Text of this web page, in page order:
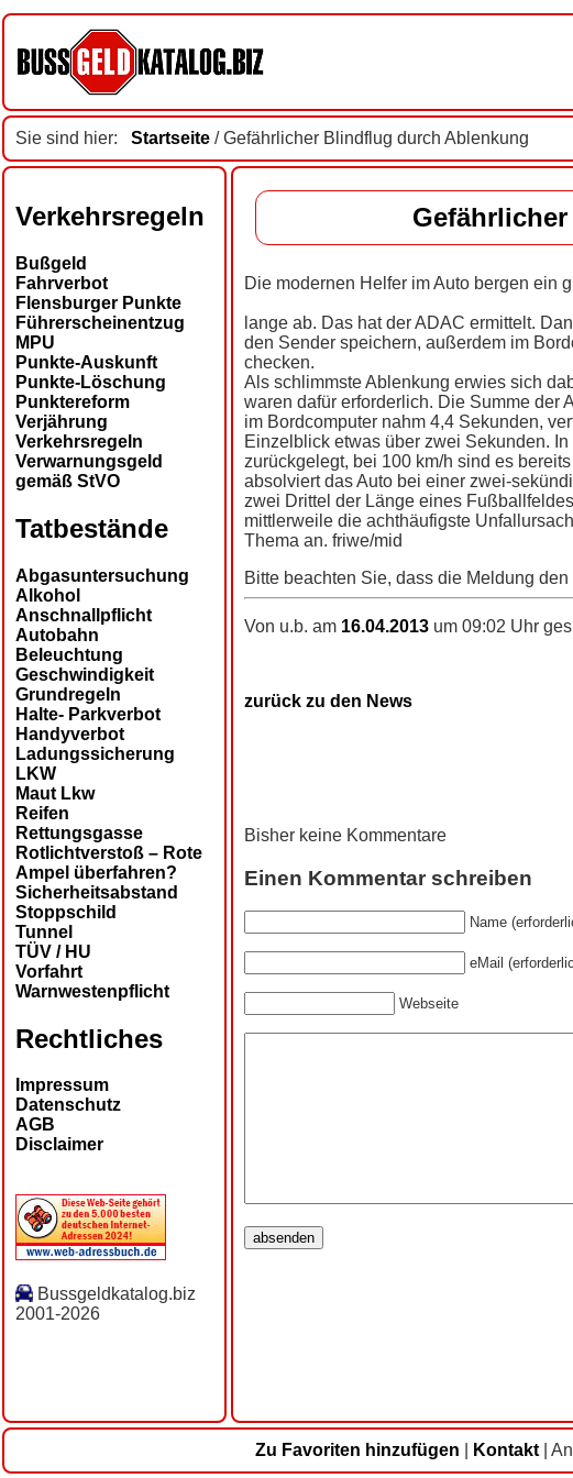
Sie sind hier: Startseite / Gefährlicher Blindflug durch Ablenkung
Verkehrsregeln
Bußgeld
Fahrverbot
Flensburger Punkte
Führerscheinentzug
MPU
Punkte-Auskunft
Punkte-Löschung
Punktereform
Verjährung
Verkehrsregeln
Verwarnungsgeld
gemäß StVO
Tatbestände
Abgasuntersuchung
Alkohol
Anschnallpflicht
Autobahn
Beleuchtung
Geschwindigkeit
Grundregeln
Halte- Parkverbot
Handyverbot
Ladungssicherung
LKW
Maut Lkw
Reifen
Rettungsgasse
Rotlichtverstoß – Rote
Ampel überfahren?
Sicherheitsabstand
Stoppschild
Tunnel
TÜV / HU
Vorfahrt
Warnwestenpflicht
Rechtliches
Impressum
Datenschutz
AGB
Disclaimer
Bussgeldkatalog.biz
2001-2026
Die modernen Helfer im Auto bergen ein
lange ab. Das hat der ADAC ermittelt.
den Sender speichern, außerdem im
checken.
Als schlimmste Ablenkung erwies sich
waren dafür erforderlich. Die Summe der
im Bordcomputer nahm 4,4 Sekunden,
Einzelblick etwas über zwei Sekunden.
zurückgelegt, bei 100 km/h sind es
absolviert das Auto bei einer zwei-
zwei Drittel der Länge eines
mittlerweile die achthäufigste
Thema an. friwe/mid
Bitte beachten Sie, dass die Meldung
Von u.b. am 16.04.2013 um 09:02 Uhr
zurück zu den News
Bisher keine Kommentare
Einen Kommentar schreiben
Name
eMail
Webseite
Zu Favoriten hinzufügen Kontakt|